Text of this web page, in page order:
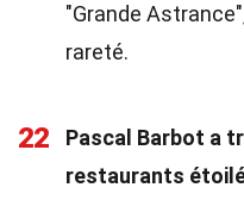
"Grande
rareté.
22
Pascal Barbot a
restaurants